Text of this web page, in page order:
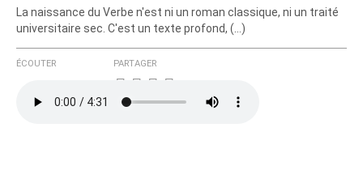
La naissance du Verbe n'est ni un roman classique, ni un traité
universitaire sec. C'est un texte profond, (…)
ÉCOUTER PARTAGER